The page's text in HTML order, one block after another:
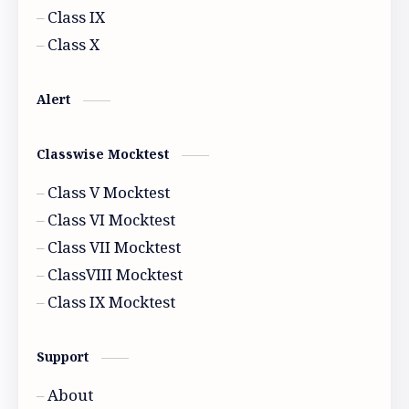
History
Model activity 2022
Class IX
Class X
Alert
Classwise Mocktest
Class V Mocktest
Class VI Mocktest
Class VII Mocktest
ClassVIII Mocktest
Class IX Mocktest
Support
About